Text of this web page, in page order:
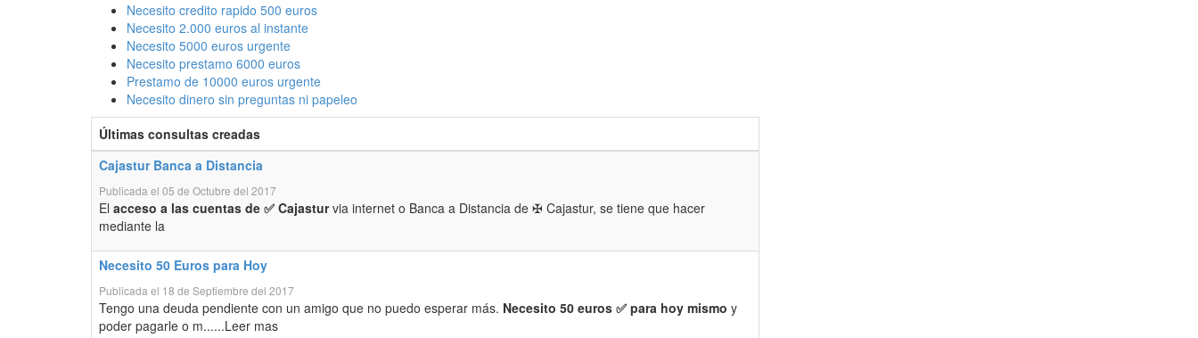
Necesito credito rapido 500 euros
Necesito 2.000 euros al instante
Necesito 5000 euros urgente
Necesito prestamo 6000 euros
Prestamo de 10000 euros urgente
Necesito dinero sin preguntas ni papeleo
Últimas consultas creadas
Cajastur Banca a Distancia
Publicada el 05 de Octubre del 2017
El acceso a las cuentas de ✅ Cajasturvia internet o Banca a Distancia de ✠ Cajastur, se tiene que hacer
mediante la
Necesito 50 Euros para Hoy
Publicada el 18 de Septiembre del 2017
Tengo una deuda pendiente con un amigo que no puedo esperar más. Necesito 50 euros ✅ para hoy mismo y
poder pagarle o m......Leer mas